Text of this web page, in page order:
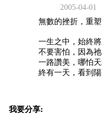
2005-04-01
無數的挫折，重
一生之中，始終
不要害怕，因為
一路讚美，哪怕
終有一天，看到
我要分享: